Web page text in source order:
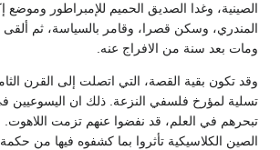
الصينية، وغدا الصديق الحميم للإمبراطور وموضع
المندري، وسكن قصرا، وقامر بالسياسة، ثم
ومات بعد سنة من الافراج عنه.
وقد تكون بقية القصة، التي اتصلت إلى القرن
تسلية لمؤرخ فلسفي النزعة. ذلك ان اليسوعيين
تبحرهم في العلم، قد نفضوا عنهم تزمت
الصين الكلاسيكية تأثروا بما كشفوه فيها من